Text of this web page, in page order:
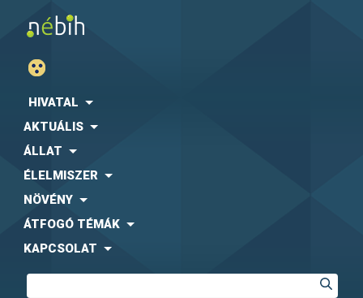
HIVATAL
AKTUÁLIS
ÁLLAT
ÉLELMISZER
NÖVÉNY
ÁTFOGÓ TÉMÁK
KAPCSOLAT